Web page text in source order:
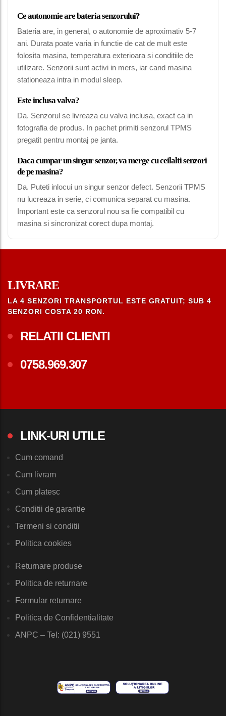
Ce autonomie are bateria senzorului?
Bateria are, in general, o autonomie de aproximativ 5-7
ani. Durata poate varia in functie de cat de mult este
folosita masina, temperatura exterioara si conditiile de
utilizare. Senzorii sunt activi in mers, iar cand masina
stationeaza intra in modul sleep.
Este inclusa valva?
Da. Senzorul se livreaza cu valva inclusa, exact ca in
fotografia de produs. In pachet primiti senzorul TPMS
pregatit pentru montaj pe janta.
Daca cumpar un singur senzor, va merge cu ceilalti senzori
de pe masina?
Da. Puteti inlocui un singur senzor defect. Senzorii TPMS
nu lucreaza in serie, ci comunica separat cu masina.
Important este ca senzorul nou sa fie compatibil cu
masina si sincronizat corect dupa montaj.
LIVRARE
LA 4 SENZORI TRANSPORTUL ESTE GRATUIT; SUB 4
SENZORI COSTA 20 RON.
RELATII CLIENTI
0758.969.307
LINK-URI UTILE
Cum comand
Cum livram
Cum platesc
Conditii de garantie
Termeni si conditii
Politica cookies
Returnare produse
Politica de returnare
Formular returnare
Politica de Confidentialitate
ANPC – Tel: (021) 9551